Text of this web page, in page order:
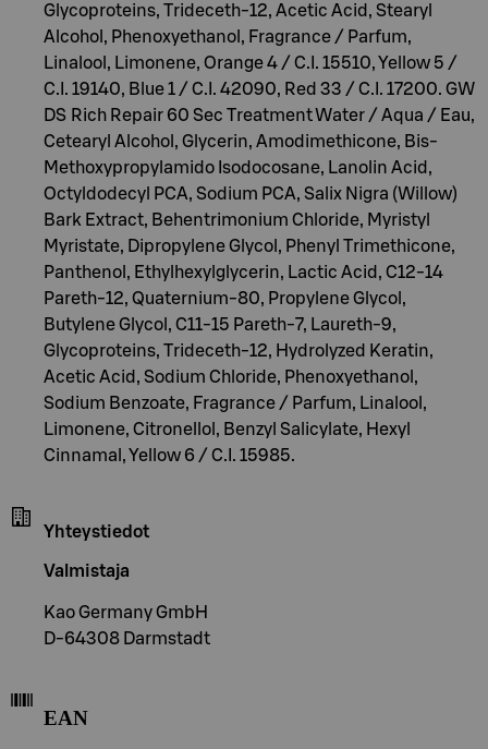
Glycoproteins, Trideceth-12, Acetic Acid, Stearyl
Alcohol, Phenoxyethanol, Fragrance / Parfum,
Linalool, Limonene, Orange 4 / C.I. 15510, Yellow 5 /
C.I. 19140, Blue 1 / C.I. 42090, Red 33 / C.I. 17200. GW
DS Rich Repair 60 Sec Treatment Water / Aqua / Eau,
Cetearyl Alcohol, Glycerin, Amodimethicone, Bis-
Methoxypropylamido Isodocosane, Lanolin Acid,
Octyldodecyl PCA, Sodium PCA, Salix Nigra (Willow)
Bark Extract, Behentrimonium Chloride, Myristyl
Myristate, Dipropylene Glycol, Phenyl Trimethicone,
Panthenol, Ethylhexylglycerin, Lactic Acid, C12-14
Pareth-12, Quaternium-80, Propylene Glycol,
Butylene Glycol, C11-15 Pareth-7, Laureth-9,
Glycoproteins, Trideceth-12, Hydrolyzed Keratin,
Acetic Acid, Sodium Chloride, Phenoxyethanol,
Sodium Benzoate, Fragrance / Parfum, Linalool,
Limonene, Citronellol, Benzyl Salicylate, Hexyl
Cinnamal, Yellow 6 / C.I. 15985.
Yhteystiedot
Valmistaja
Kao Germany GmbH
D-64308 Darmstadt
EAN